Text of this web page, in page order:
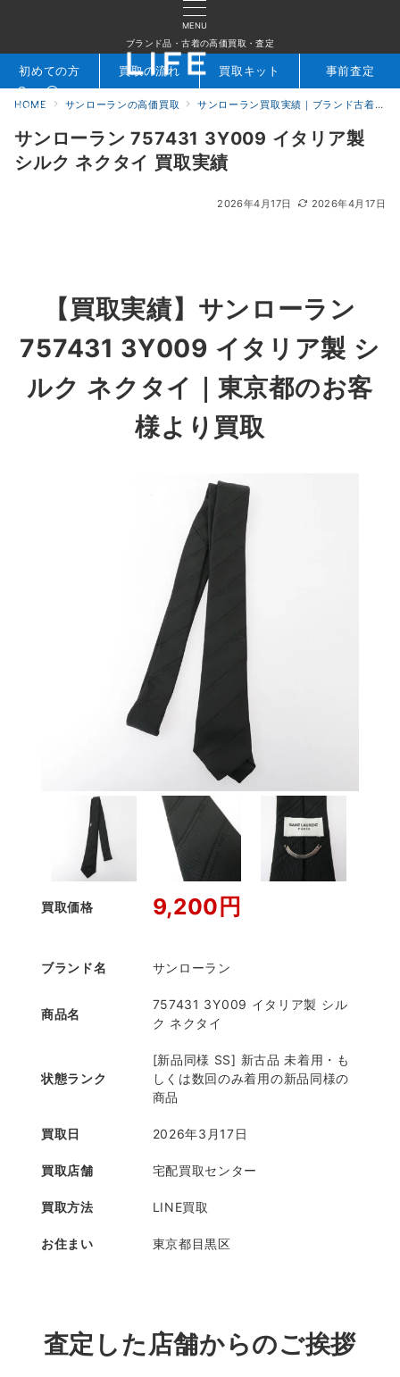
MENU
ブランド品・古着の高価買取・査定
検索 お問合せ
初めての方 買取の流れ 買取キット 事前査定
HOME サンローランの高価買取 サンローラン買取実績｜ブランド古着専門店LIFE
サンローラン 757431 3Y009 イタリア製
シルク ネクタイ 買取実績
2026年4月17日 2026年4月17日
【買取実績】 サンローラン
757431 3Y009 イタリア製 シ
ルク ネクタイ
｜東京都のお客
様より買取
買取価格 9,200円
ブランド名 サンローラン
商品名
757431 3Y009 イタリア製 シル
ク ネクタイ
状態ランク
[新品同様 SS] 新古品 未着用・も
しくは数回のみ着用の新品同様の
商品
買取日 2026年3月17日
買取店舗 宅配買取センター
買取方法 LINE買取
お住まい 東京都目黒区
査定した店舗からのご挨拶